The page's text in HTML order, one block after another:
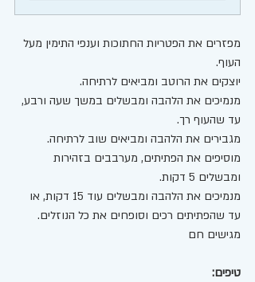
מפזרים את הפטריות החתוכות וענפי התימין מעל
העוף.
יוצקים את הרוטב ומביאים לרתיחה.
מנמיכים את הלהבה ומבשלים במשך שעה ורבע,
עד שהעוף רך.
מגבירים את הלהבה ומביאים שוב לרתיחה.
מוסיפים את הפתיתים, מערבבים בזהירות
ומבשלים 5 דקות.
מנמיכים את הלהבה ומבשלים עוד 15 דקות, או
עד שהפתיתים רכים וסופחים את כל הנוזלים.
מגישים חם
טיפים: